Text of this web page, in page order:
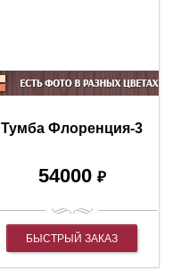
Тумба Флоренция-3
54000 ₽
БЫСТРЫЙ ЗАКАЗ